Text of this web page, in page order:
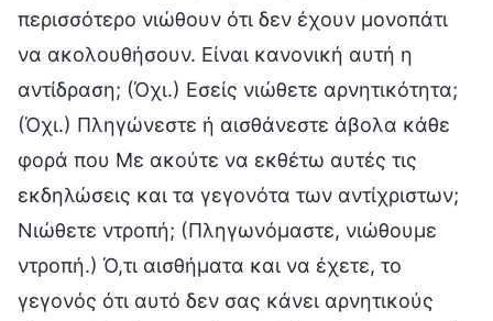
περισσότερο νιώθουν ότι δεν έχουν μονοπάτι
να ακολουθήσουν. Είναι κανονική αυτή η
αντίδραση; (Όχι.) Εσείς νιώθετε αρνητικότητα;
(Όχι.) Πληγώνεστε ή αισθάνεστε άβολα κάθε
φορά που Με ακούτε να εκθέτω αυτές τις
εκδηλώσεις και τα γεγονότα των αντίχριστων;
Νιώθετε ντροπή; (Πληγωνόμαστε, νιώθουμε
ντροπή.) Ό,τι αισθήματα και να έχετε, το
γεγονός ότι αυτό δεν σας κάνει αρνητικούς